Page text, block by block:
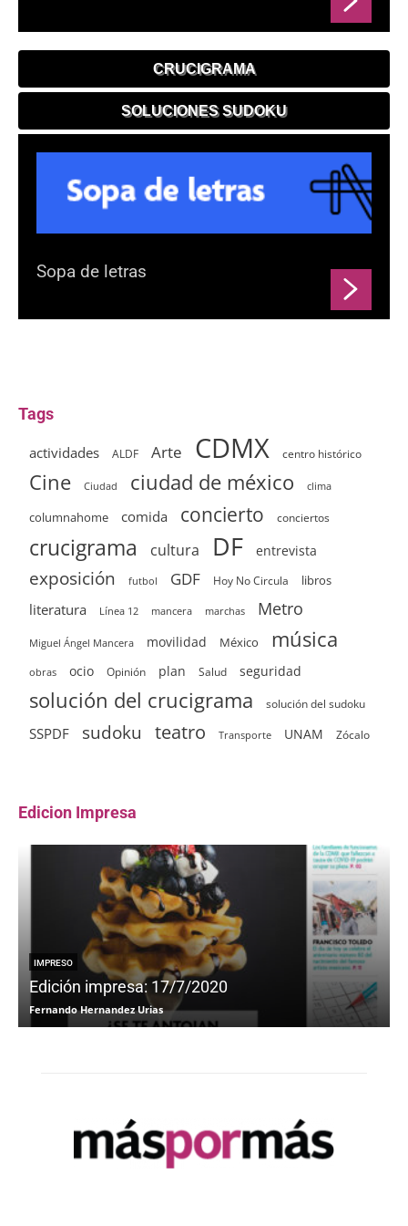
CRUCIGRAMA
SOLUCIONES SUDOKU
Sopa de letras
Tags
actividades ALDF Arte CDMX centro histórico
Cine Ciudad ciudad de méxico clima
columnahome comida concierto conciertos
crucigrama cultura DF entrevista
exposición futbol GDF Hoy No Circula libros
literatura Línea 12 mancera marchas Metro
Miguel Ángel Mancera movilidad México música
obras ocio Opinión plan Salud seguridad
solución del crucigrama solución del sudoku
SSPDF sudoku teatro Transporte UNAM Zócalo
Edicion Impresa
IMPRESO
Edición impresa: 17/7/2020
Fernando Hernandez Urias